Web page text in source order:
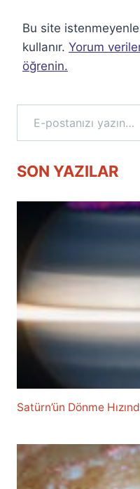
Bu site
kullanır. Yorum
öğrenin.
E-postanızı yazın…
SON YAZILAR
Satürn’ün Dönme